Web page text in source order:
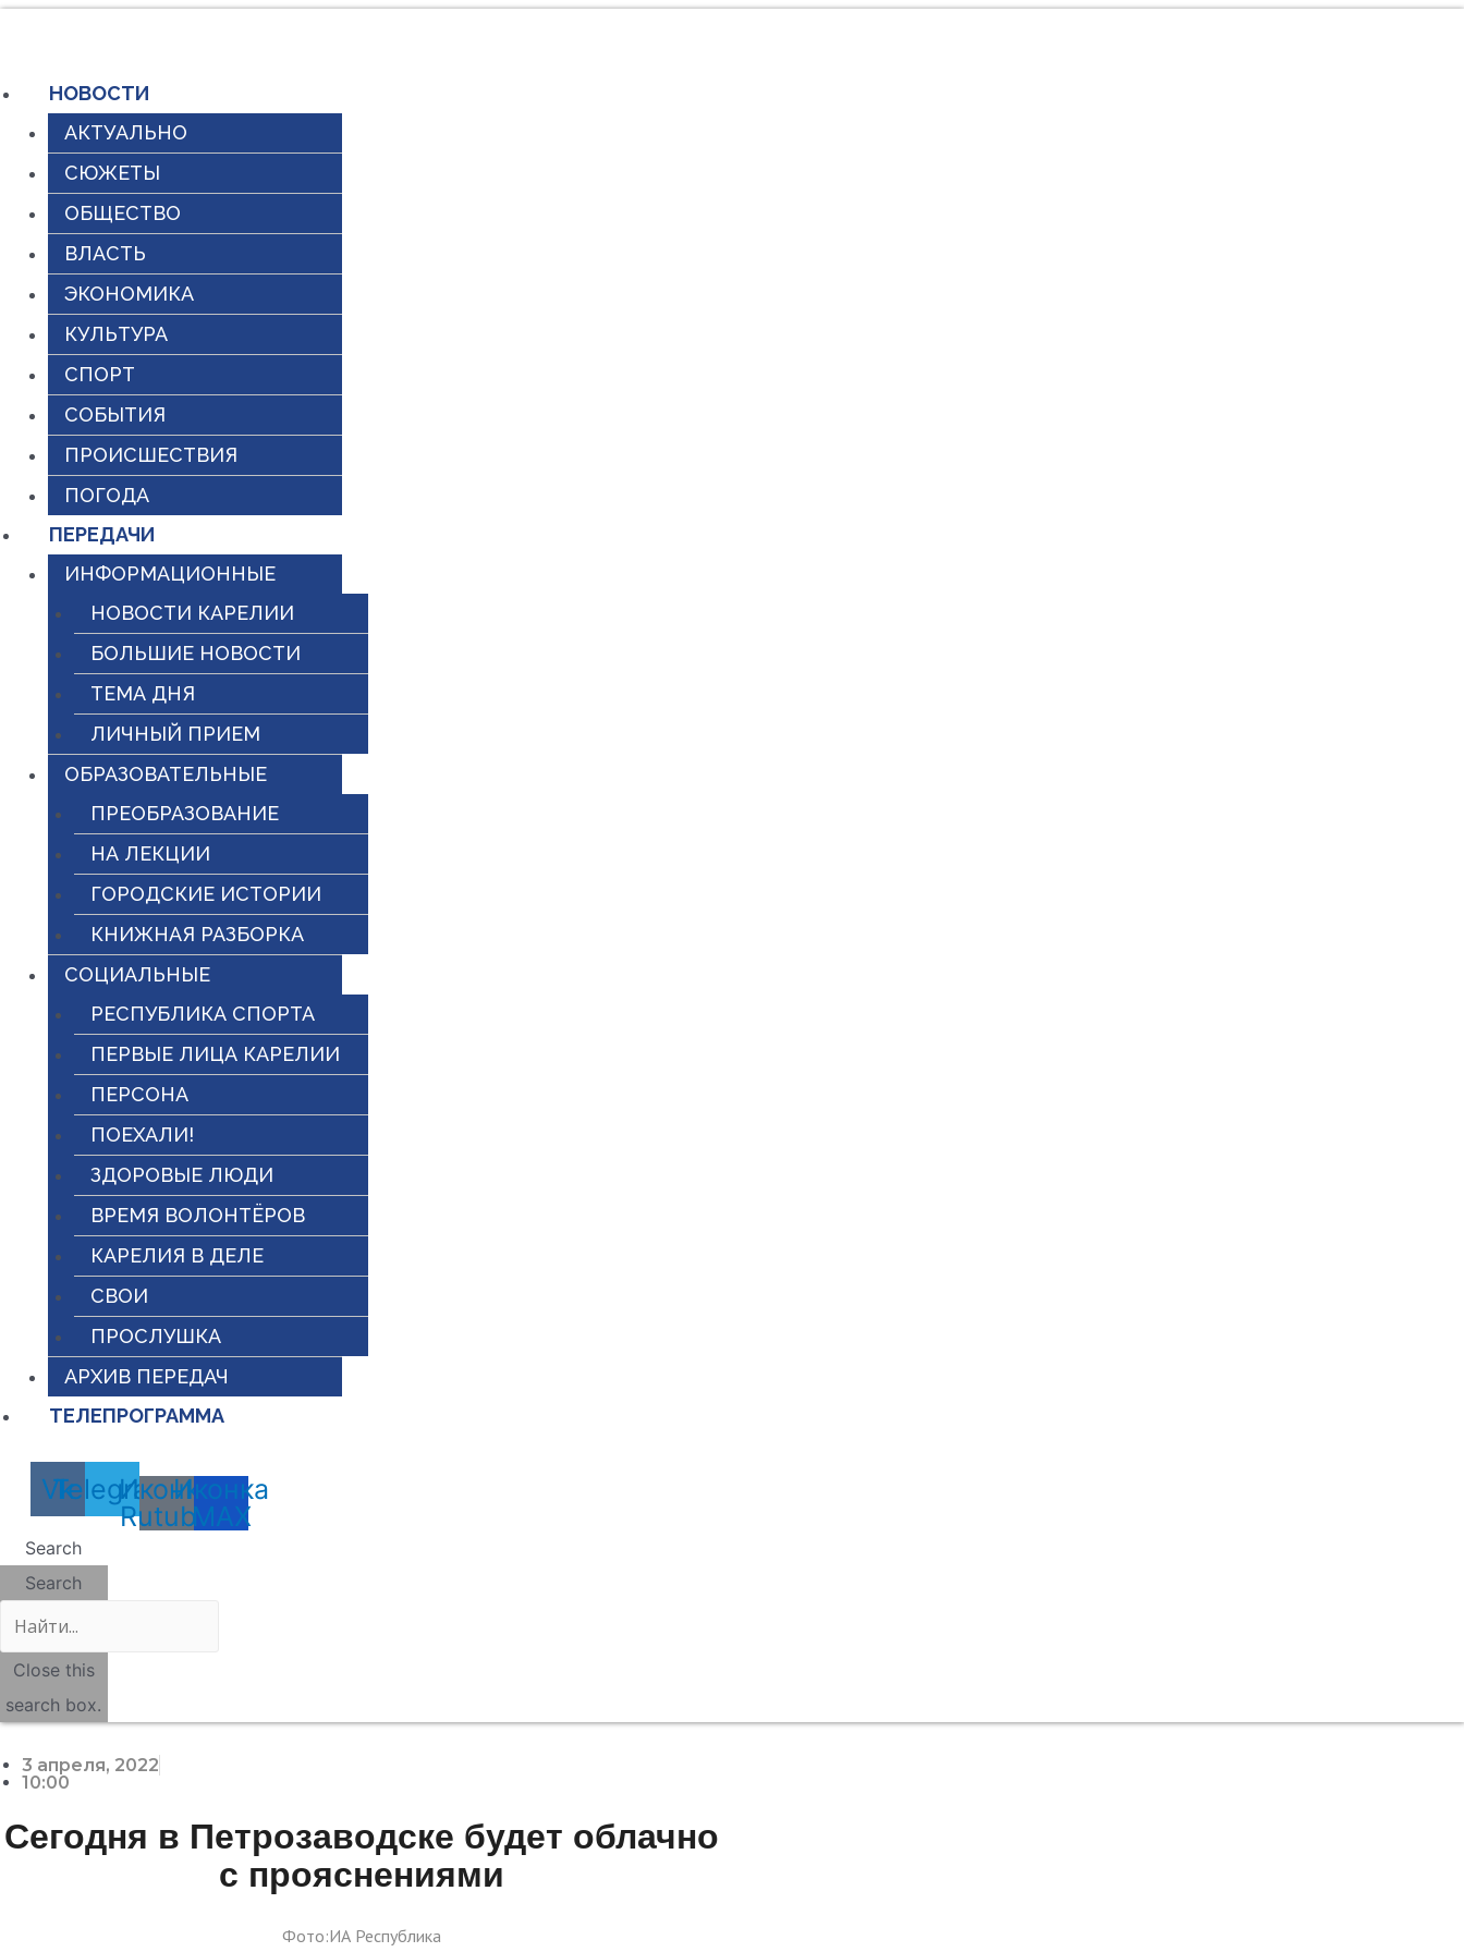
содержимому
НОВОСТИ
АКТУАЛЬНО
СЮЖЕТЫ
ОБЩЕСТВО
ВЛАСТЬ
ЭКОНОМИКА
КУЛЬТУРА
СПОРТ
СОБЫТИЯ
ПРОИСШЕСТВИЯ
ПОГОДА
ПЕРЕДАЧИ
ИНФОРМАЦИОННЫЕ
НОВОСТИ КАРЕЛИИ
БОЛЬШИЕ НОВОСТИ
ТЕМА ДНЯ
ЛИЧНЫЙ ПРИЕМ
ОБРАЗОВАТЕЛЬНЫЕ
ПРЕОБРАЗОВАНИЕ
НА ЛЕКЦИИ
ГОРОДСКИЕ ИСТОРИИ
КНИЖНАЯ РАЗБОРКА
СОЦИАЛЬНЫЕ
РЕСПУБЛИКА СПОРТА
ПЕРВЫЕ ЛИЦА КАРЕЛИИ
ПЕРСОНА
ПОЕХАЛИ!
ЗДОРОВЫЕ ЛЮДИ
ВРЕМЯ ВОЛОНТЁРОВ
КАРЕЛИЯ В ДЕЛЕ
СВОИ
ПРОСЛУШКА
АРХИВ ПЕРЕДАЧ
ТЕЛЕПРОГРАММА
Vk
Telegram
Иконка
Rutube
Иконка
MAX
Search
Search
Close this
search box.
3 апреля, 2022
10:00
Сегодня в Петрозаводске будет облачно
с прояснениями
Фото:ИА Республика